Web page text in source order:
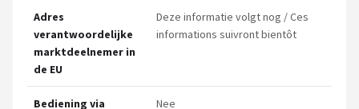
Adres
verantwoordelijke
marktdeelnemer in
de EU
Deze informatie volgt nog / Ces
informations suivront bientôt
Bediening via
Nee